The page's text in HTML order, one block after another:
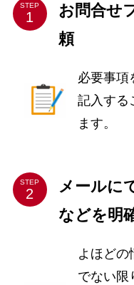
STEP
お問合せ
頼
必要事項
記入する
ます。
STEP
メールに
などを明
よほどの
でない限